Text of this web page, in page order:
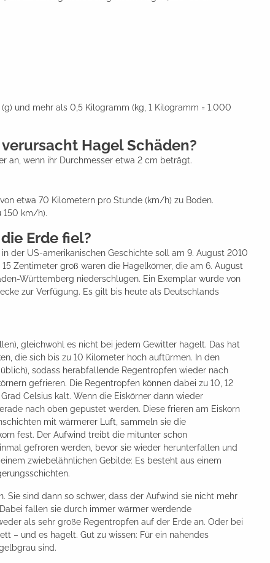
und mehr als 0,5 Kilogramm (kg, 1 Kilogramm = 1.000
Hagel Schäden?
an, wenn ihr Durchmesser etwa 2 cm beträgt.
etwa 70 Kilometern pro Stunde (km/h) zu Boden.
150 km/h).
Erde fiel?
der US-amerikanischen Geschichte soll am 9. August 2010
Zentimeter groß waren die Hagelkörner, die am 6. August
Württemberg niederschlugen. Ein Exemplar wurde von
zur Verfügung. Es gilt bis heute als Deutschlands
gleichwohl es nicht bei jedem Gewitter hagelt. Das hat
die sich bis zu 10 Kilometer hoch auftürmen. In den
sodass herabfallende Regentropfen wieder nach
gefrieren. Die Regentropfen können dabei zu 10, 12
Celsius kalt. Wenn die Eiskörner dann wieder
nach oben gepustet werden. Diese frieren am Eiskorn
mit wärmerer Luft, sammeln sie die
fest. Der Aufwind treibt die mitunter schon
gefroren werden, bevor sie wieder herunterfallen und
zwiebelähnlichen Gebilde: Es besteht aus einem
sind dann so schwer, dass der Aufwind sie nicht mehr
fallen sie durch immer wärmer werdende
als sehr große Regentropfen auf der Erde an. Oder bei
– und es hagelt. Gut zu wissen: Für ein nahendes
sind.